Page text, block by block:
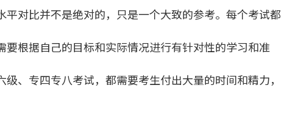
平对比并不是绝对的，只是一个大致的参考。每个考试都
根据自己的目标和实际情况进行有针对性的学习和准
、专四专八考试，都需要考生付出大量的时间和精力，